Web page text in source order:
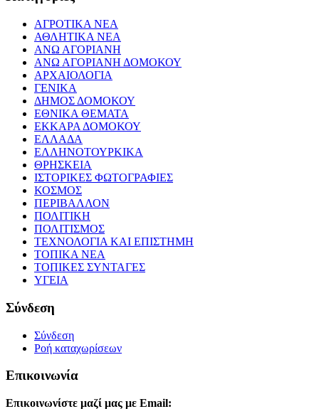
ΑΓΡΟΤΙΚΑ ΝΕΑ
ΑΘΛΗΤΙΚΑ ΝΕΑ
ΑΝΩ ΑΓΟΡΙΑΝΗ
ΑΝΩ ΑΓΟΡΙΑΝΗ ΔΟΜΟΚΟΥ
ΑΡΧΑΙΟΛΟΓΙΑ
ΓΕΝΙΚΑ
ΔΗΜΟΣ ΔΟΜΟΚΟΥ
ΕΘΝΙΚΑ ΘΕΜΑΤΑ
ΕΚΚΑΡΑ ΔΟΜΟΚΟΥ
ΕΛΛΑΔΑ
ΕΛΛΗΝΟΤΟΥΡΚΙΚΑ
ΘΡΗΣΚΕΙΑ
ΙΣΤΟΡΙΚΕΣ ΦΩΤΟΓΡΑΦΙΕΣ
ΚΟΣΜΟΣ
ΠΕΡΙΒΑΛΛΟΝ
ΠΟΛΙΤΙΚΗ
ΠΟΛΙΤΙΣΜΟΣ
ΤΕΧΝΟΛΟΓΙΑ ΚΑΙ ΕΠΙΣΤΗΜΗ
ΤΟΠΙΚΑ ΝΕΑ
ΤΟΠΙΚΕΣ ΣΥΝΤΑΓΕΣ
ΥΓΕΙΑ
Σύνδεση
Σύνδεση
Ροή καταχωρίσεων
Επικοινωνία
Επικοινωνίστε μαζί μας με Email: